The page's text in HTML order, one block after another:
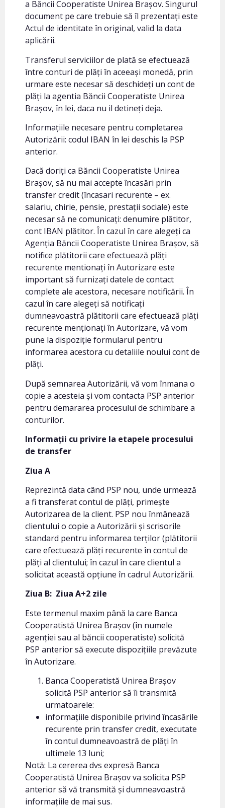
a Băncii Cooperatiste Unirea Brașov. Singurul
document pe care trebuie să îl prezentați este
Actul de identitate în original, valid la data
aplicării.
Transferul serviciilor de plată se efectuează
între conturi de plăți în aceeași monedă, prin
urmare este necesar să deschideți un cont de
plăți la agentia Băncii Cooperatiste Unirea
Brașov, în lei, daca nu il detineți deja.
Informațiile necesare pentru completarea
Autorizării: codul IBAN în lei deschis la PSP
anterior.
Dacă doriți ca Băncii Cooperatiste Unirea
Brașov, să nu mai accepte încasări prin
transfer credit (încasari recurente – ex.
salariu, chirie, pensie, prestații sociale) este
necesar să ne comunicați: denumire plătitor,
cont IBAN plătitor. În cazul în care alegeți ca
Agenția Băncii Cooperatiste Unirea Brașov, să
notifice plătitorii care efectuează plăți
recurente mentionați în Autorizare este
important să furnizați datele de contact
complete ale acestora, necesare notificării. În
cazul în care alegeți să notificați
dumneavoastră plătitorii care efectuează plăți
recurente menționați în Autorizare, vă vom
pune la dispoziție formularul pentru
informarea acestora cu detaliile noului cont de
plăți.
După semnarea Autorizării, vă vom înmana o
copie a acesteia și vom contacta PSP anterior
pentru demararea procesului de schimbare a
conturilor.
Informații cu privire la etapele procesului
de transfer
Ziua A
Reprezintă data când PSP nou, unde urmează
a fi transferat contul de plăți, primește
Autorizarea de la client. PSP nou înmânează
clientului o copie a Autorizării și scrisorile
standard pentru informarea terților (plătitorii
care efectuează plăți recurente în contul de
plăți al clientului; în cazul în care clientul a
solicitat această opțiune în cadrul Autorizării.
Ziua B: Ziua A+2 zile
Este termenul maxim până la care Banca
Cooperatistă Unirea Brașov (în numele
agenției sau al băncii cooperatiste) solicită
PSP anterior să execute dispozițiile prevăzute
în Autorizare.
Banca Cooperatistă Unirea Brașov
solicită PSP anterior să îi transmită
urmatoarele:
informațiile disponibile privind încasările
recurente prin transfer credit, executate
în contul dumneavoastră de plăți în
ultimele 13 luni;
Notă: La cererea dvs expresă Banca
Cooperatistă Unirea Brașov va solicita PSP
anterior să vă transmită și dumneavoastră
informațiile de mai sus.